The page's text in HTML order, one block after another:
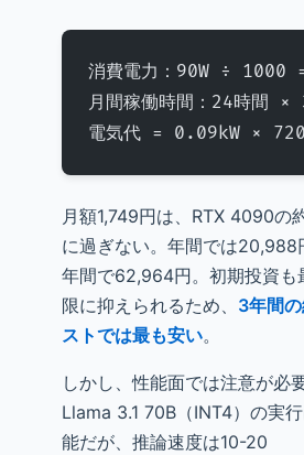
消費電力：90W ÷ 1000
月間稼働時間：24時間 ×
電気代 = 0.09kW ×
月額1,749円は、RTX 4090の
に過ぎない。年間では20,988
年間で62,964円。初期投資も
限に抑えられるため、 3年間
ストでは最も安い。
しかし、性能面では注意が必要
Llama 3.1 70B（INT4）の実
能だが、推論速度は10-20